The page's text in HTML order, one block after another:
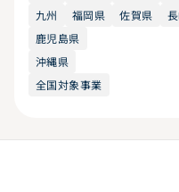
九州
福岡県 佐賀県
鹿児島県
沖縄県
全国対象事業